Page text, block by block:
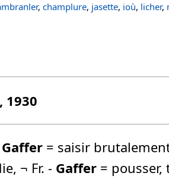
, champlure, jasette, ioù, licher,
, 1930
Gaffer = saisir
¬ Fr. - Gaffer = pousser,